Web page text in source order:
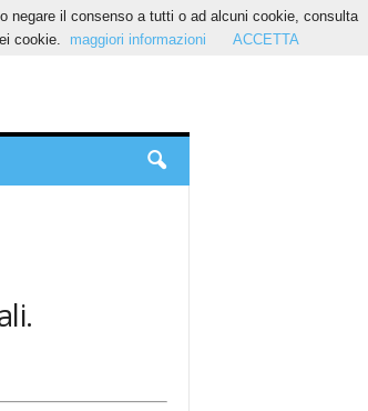
negare il consenso a tutti o ad alcuni cookie, consulta
cookie.
maggiori informazioni ACCETTA